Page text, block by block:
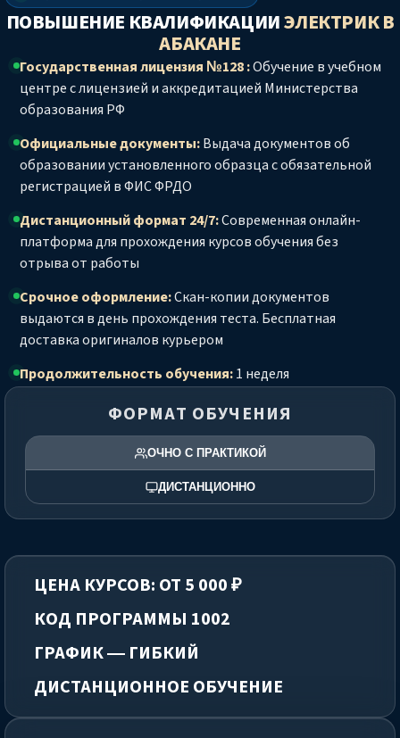
ПОВЫШЕНИЕ КВАЛИФИКАЦИИЭЛЕКТРИКВ
АБАКАНЕ
Государственная лицензия №128 :Обучение в учебном
центре с лицензией и аккредитацией Министерства
образования РФ
Официальные документы:Выдача документов об
образовании установленного образца с обязательной
регистрацией в ФИС ФРДО
Дистанционный формат 24/7:Современная онлайн-
платформа для прохождения курсов обучения без
отрыва от работы
Срочное оформление:Скан-копии документов
выдаются в день прохождения теста. Бесплатная
доставка оригиналов курьером
Продолжительность обучения:1 неделя
ФОРМАТ ОБУЧЕНИЯ
ОЧНО С ПРАКТИКОЙ
ДИСТАНЦИОННО
ЦЕНА КУРСОВ: ОТ 5 000 ₽
КОД ПРОГРАММЫ 1002
ГРАФИК — ГИБКИЙ
ДИСТАНЦИОННОЕ ОБУЧЕНИЕ